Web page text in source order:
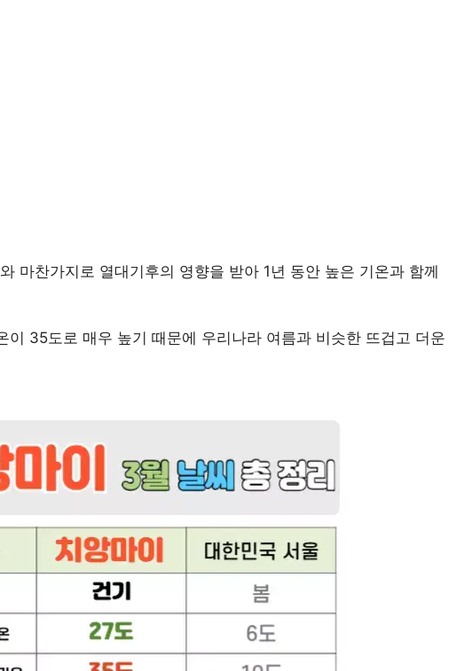
마찬가지로 열대기후의 영향을 받아 1년 동안 높은 기온과 함께
이 35도로 매우 높기 때문에 우리나라 여름과 비슷한 뜨겁고 더운